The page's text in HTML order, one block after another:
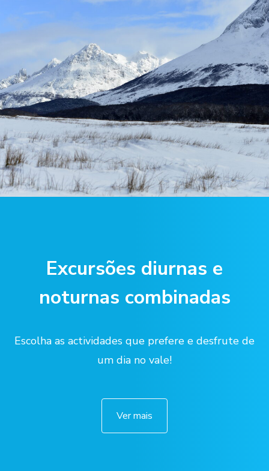
Excursões diurnas e
noturnas combinadas
Escolha as actividades que prefere e desfrute de
um dia no vale!
Ver mais